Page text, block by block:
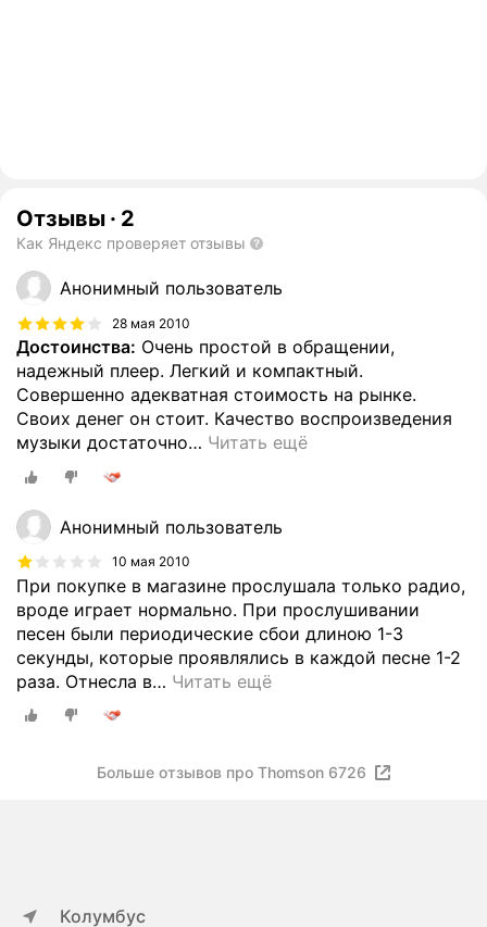
Отзывы · 2
Как Яндекс проверяет отзывы
Анонимный пользователь
28 мая 2010
Достоинства: Очень простой в обращении,
надежный плеер. Легкий и компактный.
Совершенно адекватная стоимость на рынке.
Своих денег он стоит. Качество воспроизведения
музыки достаточно… Читать ещё
Анонимный пользователь
10 мая 2010
При покупке в магазине прослушала только радио,
вроде играет нормально. При прослушивании
песен были периодические сбои длиною 1-3
секунды, которые проявлялись в каждой песне 1-2
раза. Отнесла в… Читать ещё
Больше отзывов про Thomson 6726
Колумбус